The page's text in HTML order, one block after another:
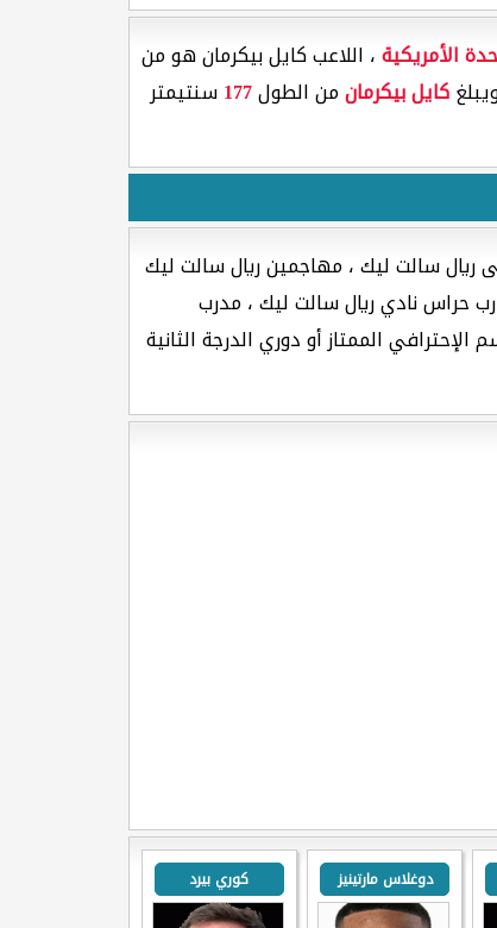
الأمريكية، اللاعب كايل بيكرمان هو من
كايل بيكرمانمن الطول177سنتيمتر
ريال سالت ليك ، مهاجمين ريال سالت ليك
حراس نادي ريال سالت ليك ، مدرب
الممتاز أو دوري الدرجة الثانية
دوغلاس مارتينيز كوري بيرد